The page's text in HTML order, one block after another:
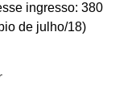
ingresso: 380
de julho/18)